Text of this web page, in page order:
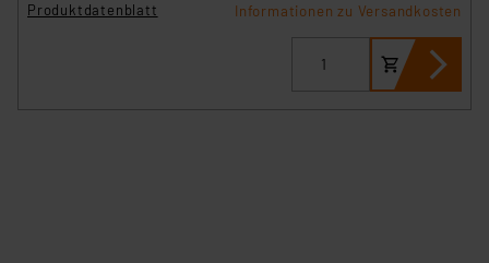
Produktdatenblatt
Informationen zu Versandkosten